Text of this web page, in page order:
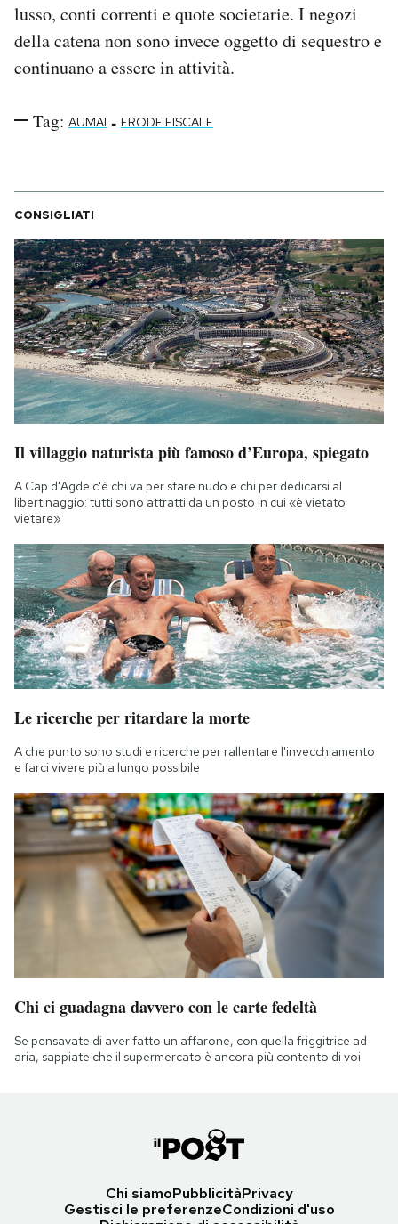
lusso, conti correnti e quote societarie. I negozi
della catena non sono invece oggetto di sequestro e
continuano a essere in attività.
Tag: AUMAI - FRODE FISCALE
CONSIGLIATI
Il villaggio naturista più famoso d’Europa, spiegato
A Cap d'Agde c'è chi va per stare nudo e chi per dedicarsi al
libertinaggio: tutti sono attratti da un posto in cui «è vietato
vietare»
Le ricerche per ritardare la morte
A che punto sono studi e ricerche per rallentare l'invecchiamento
e farci vivere più a lungo possibile
Chi ci guadagna davvero con le carte fedeltà
Se pensavate di aver fatto un affarone, con quella friggitrice ad
aria, sappiate che il supermercato è ancora più contento di voi
Chi siamoPubblicitàPrivacy
Gestisci le preferenzeCondizioni d'uso